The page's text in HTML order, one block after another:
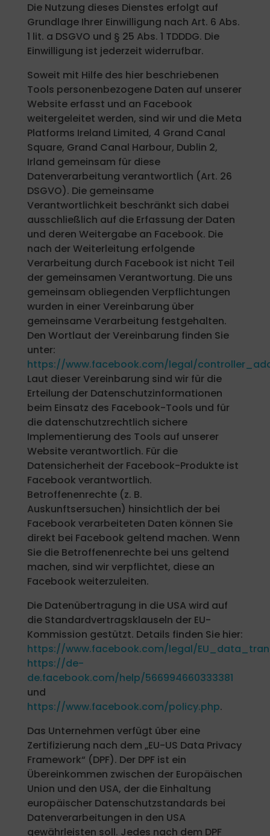
Die Nutzung dieses Dienstes erfolgt auf
Grundlage Ihrer Einwilligung nach Art. 6 Abs.
1 lit. a DSGVO und § 25 Abs. 1 TDDDG. Die
Einwilligung ist jederzeit widerrufbar.
Soweit mit Hilfe des hier beschriebenen
Tools personenbezogene Daten auf unserer
Website erfasst und an Facebook
weitergeleitet werden, sind wir und die Meta
Platforms Ireland Limited, 4 Grand Canal
Square, Grand Canal Harbour, Dublin 2,
Irland gemeinsam für diese
Datenverarbeitung verantwortlich (Art. 26
DSGVO). Die gemeinsame
Verantwortlichkeit beschränkt sich dabei
ausschließlich auf die Erfassung der Daten
und deren Weitergabe an Facebook. Die
nach der Weiterleitung erfolgende
Verarbeitung durch Facebook ist nicht Teil
der gemeinsamen Verantwortung. Die uns
gemeinsam obliegenden Verpflichtungen
wurden in einer Vereinbarung über
gemeinsame Verarbeitung festgehalten.
Den Wortlaut der Vereinbarung finden Sie
unter:
https://www.facebook.com/legal/
Laut dieser Vereinbarung sind wir für die
Erteilung der Datenschutzinformationen
beim Einsatz des Facebook-Tools und für
die datenschutzrechtlich sichere
Implementierung des Tools auf unserer
Website verantwortlich. Für die
Datensicherheit der Facebook-Produkte ist
Facebook verantwortlich.
Betroffenenrechte (z. B.
Auskunftsersuchen) hinsichtlich der bei
Facebook verarbeiteten Daten können Sie
direkt bei Facebook geltend machen. Wenn
Sie die Betroffenenrechte bei uns geltend
machen, sind wir verpflichtet, diese an
Facebook weiterzuleiten.
Die Datenübertragung in die USA wird auf
die Standardvertragsklauseln der EU-
Kommission gestützt. Details finden Sie hier:
https://www.facebook.com/legal/
https://de-
de.facebook.com/help/566994660333381
und
https://www.facebook.com/policy.php.
Das Unternehmen verfügt über eine
Zertifizierung nach dem „EU-US Data Privacy
Framework“ (DPF). Der DPF ist ein
Übereinkommen zwischen der Europäischen
Union und den USA, der die Einhaltung
europäischer Datenschutzstandards bei
Datenverarbeitungen in den USA
gewährleisten soll. Jedes nach dem DPF